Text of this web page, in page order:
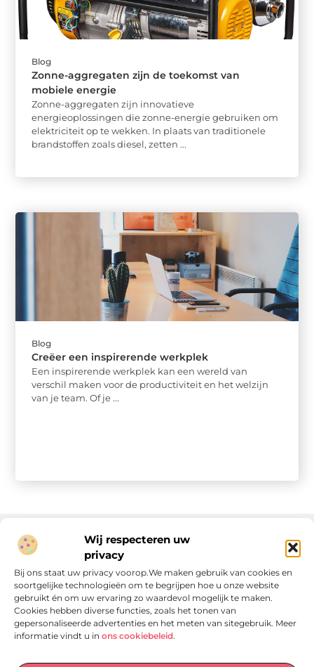
Wij respecteren uw
privacy
Bij ons staat uw privacy voorop.We maken gebruik van cookies en
soortgelijke technologieën om te begrijpen hoe u onze website
gebruikt én om uw ervaring zo waardevol mogelijk te maken.
Cookies hebben diverse functies, zoals het tonen van
gepersonaliseerde advertenties en het meten van sitegebruik. Meer
informatie vindt u in ons cookiebeleid.
Blog
Zonne-aggregaten zijn de toekomst van
mobiele energie
Zonne-aggregaten zijn innovatieve
energieoplossingen die zonne-energie gebruiken om
elektriciteit op te wekken. In plaats van traditionele
brandstoffen zoals diesel, zetten ...
Blog
Creëer een inspirerende werkplek
Een inspirerende werkplek kan een wereld van
verschil maken voor de productiviteit en het welzijn
van je team. Of je ...
Onze informatie